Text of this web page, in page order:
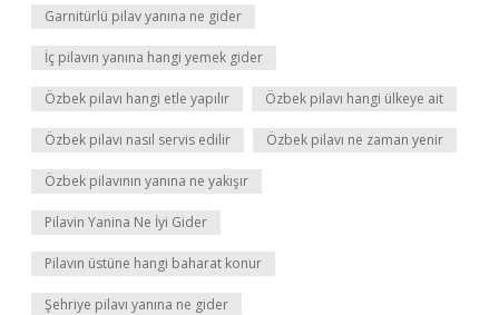
Garnitürlü pilav yanına ne gider
İç pilavın yanına hangi yemek gider
Özbek pilavı hangi etle yapılır Özbek pilavı hangi ülkeye ait
Özbek pilavı nasıl servis edilir Özbek pilavı ne zaman yenir
Özbek pilavının yanına ne yakışır
Pilavin Yanina Ne İyi Gider
Pilavın üstüne hangi baharat konur
Şehriye pilavı yanına ne gider